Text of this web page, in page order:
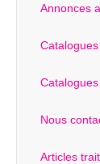
Annonces
Nous
Articles